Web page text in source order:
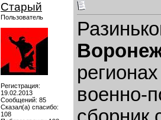
Старый
Пользователь
Регистрация:
19.02.2013
Сообщений: 85
Сказал(а) спасибо:
108
военно-